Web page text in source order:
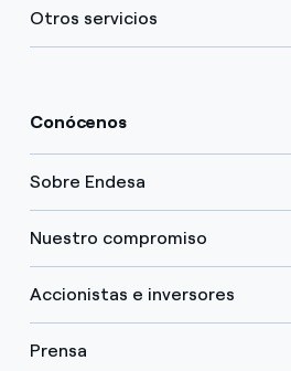
Otros servicios
Conócenos
Sobre Endesa
Nuestro compromiso
Accionistas e inversores
Prensa